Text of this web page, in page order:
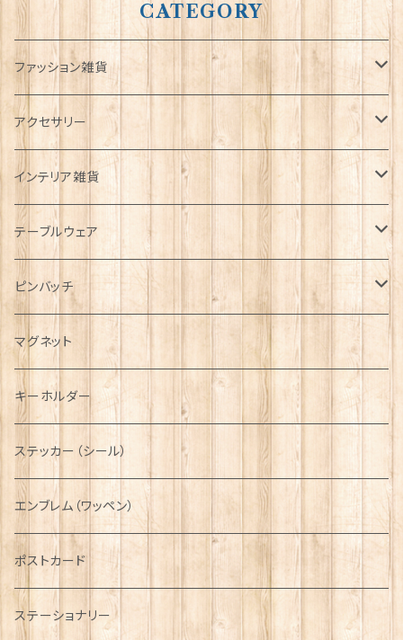
CATEGORY
ファッション雑貨
タータンネクタイ
帽子
キャップ
ハンチング帽
キャスケット
ディアストーカー
ニット帽
Tシャツ
マフラー
タータン【Bronte by Moon】
タータン【Glencroft】
ボタンラップマフラー【Aran Traditions】
サッシュ
スカーフ
ファッションマスク
アクセサリー
ORTAK
ブローチ
ペンダント
チャーム
その他のアクセサリー
インテリア雑貨
インテリア置物
ラブスプーン
ラブスプーン【SION LLEWELLYN】
ラブスプーン【PAUL CURTIS】
ファブリック
テーブルウェア
ティータオル
ペーパーナプキン
ティーコジー
その他テーブルウェア
ピンバッチ
ジェネラルデザイン
乗り物
動物＆植物
国旗＆紋章
音楽＆楽器
運動＆人物
ミリタリー
NAVY
AIRFORCE
ARMY
ピューター
マグネット
キーホルダー
ステッカー（シール）
エンブレム（ワッペン）
ポストカード
ステーショナリー